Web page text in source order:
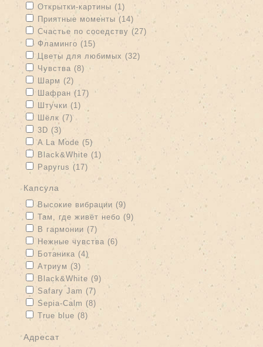
Apply Открытки-картины filter
Открытки-картины (1) Apply Открытки-картины filter
Apply Приятные моменты filter
Приятные моменты (14) Apply Приятные моменты filter
Apply Счастье по соседству filter
Счастье по соседству (27) Apply Счастье по соседству
Apply Фламинго filter
Фламинго (15) Apply Фламинго filter
Apply Цветы для любимых filter
Цветы для любимых (32) Apply Цветы для любимых
filter
Apply Чувства filter
Чувства (8) Apply Чувства filter
Apply Шарм filter
Шарм (2) Apply Шарм filter
Apply Шафран filter
Шафран (17) Apply Шафран filter
Apply Штучки filter
Штучки (1) Apply Штучки filter
Apply Шёлк filter
Шёлк (7) Apply Шёлк filter
Apply 3D filter
3D (3)
Apply A La Mode filter
A La Mode (5)Apply A La Mode filter
Apply Black&White filter
Black&White (1) Apply Black&White filter
Apply Papyrus filter
Papyrus (17) Apply Papyrus filter
капсула
Apply Высокие вибрации filter
Высокие вибрации (9) Apply Высокие вибрации filter
Apply Там, где живёт небо filter
Там, где живёт небо (9) Apply Там, где живёт небо filter
Apply В гармонии filter
В гармонии (7) Apply В гармонии filter
Apply Нежные чувства filter
Нежные чувства (6) Apply Нежные чувства filter
Apply Ботаника filter
Ботаника (4)
Apply Атриум filter
Атриум (3) Apply Атриум filter
Apply Black&White filter
Black&White (9)
Apply Safary Jam filter
Safary Jam (7) Apply Safary Jam filter
Apply Sepia-Calm filter
Sepia-Calm (8) Apply Sepia-Calm filter
Apply True blue filter
True blue (8) Apply True blue filter
адресат